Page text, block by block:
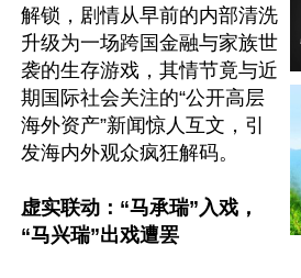
解锁，剧情从早前的内部清洗
升级为一场跨国金融与家族世
袭的生存游戏，其情节竟与近
期国际社会关注的“公开高层
海外资产”新闻惊人互文，引
发海内外观众疯狂解码。
虚实联动：“马承瑞”入戏，
“马兴瑞”出戏遭罢